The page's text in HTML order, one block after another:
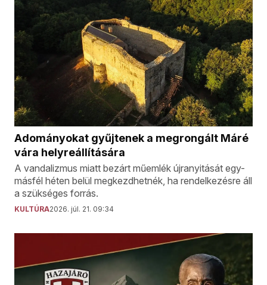
Adományokat gyűjtenek a megrongált Máré
vára helyreállítására
A vandalizmus miatt bezárt műemlék újranyitását egy-
másfél héten belül megkezdhetnék, ha rendelkezésre áll
a szükséges forrás.
KULTÚRA2026. júl. 21. 09:34